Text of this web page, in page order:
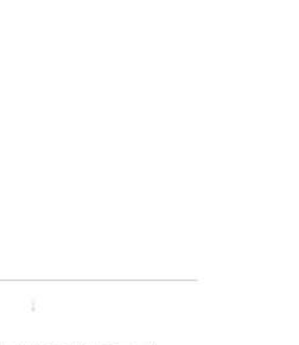
──────
↓